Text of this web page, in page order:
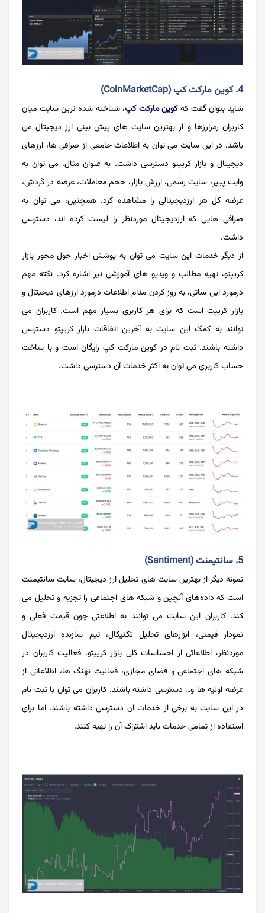
4. کوین مارکت کپ (CoinMarketCap)
شاید بتوان گفت کهکوین مارکت کپ، شناخته شده ترین سایت میان
کاربران رمزارزها و از بهترین سایت های پیش بینی ارز دیجیتال می
باشد. در این سایت می توان به اطلاعات جامعی از صرافی ها، ارزهای
دیجیتال و بازار کریپتو دسترسی داشت. به عنوان مثال، می توان به
وایت پیپر، سایت رسمی، ارزش بازار، حجم معاملات، عرضه در گردش،
عرضه کل هر ارزدیجیتالی را مشاهده کرد. همچنین، می توان به
صرافی هایی که ارزدیجیتال موردنظر را لیست کرده اند، دسترسی
داشت.
از دیگر خدمات این سایت می توان به پوشش اخبار حول محور بازار
کریپتو، تهیه مطالب و ویدیو های آموزشی نیز اشاره کرد. نکته مهم
درمورد این ساتی، به روز کردن مدام اطلاعات درمورد ارزهای دیجیتال و
بازار کریپت است که برای هر کاربری بسیار مهم است. کاربران می
توانند به کمک این سایت به آخرین اتفاقات بازار کریپتو دسترسی
داشته باشند. ثبت نام در کوین مارکت کپ رایگان است و با ساخت
حساب کاربری می توان به اکثر خدمات آن دسترسی داشت.
5. سانتیمنت (Santiment)
نمونه دیگر از بهترین سایت های تحلیل ارز دیجیتال، سایت سانتیمنت
است که داده‌های آنچین و شبکه های اجتماعی را تجزیه و تحلیل می
کند. کاربران این سایت می توانند به اطلاعتی چون قیمت فعلی و
نمودار قیمتی، ابزارهای تحلیل تکنیکال، تیم سازنده ارزدیجیتال
موردنظر، اطلاعاتی از احساسات کلی بازار کریپتو، فعالیت کاربران در
شبکه های اجتماعی و فضای مجازی، فعالیت نهنگ ها، اطلاعاتی از
عرضه اولیه ها و… دسترسی داشته باشند. کاربران می توان با ثبت نام
در این سایت به برخی از خدمات آن دسترسی داشته باشند، اما برای
استفاده از تمامی خدمات باید اشتراک آن را تهیه کنند.